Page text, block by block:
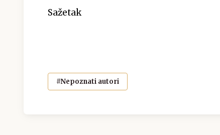
Sažetak
#Nepoznati autori